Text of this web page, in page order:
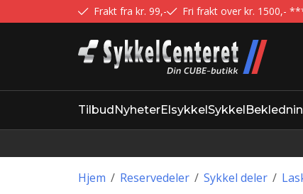
Frakt fra kr. 99,- Fri frakt over kr. 1500,-
TilbudNyheterElsykkelSykkel
/
Hjem /
Reservedeler /
Sykkel deler